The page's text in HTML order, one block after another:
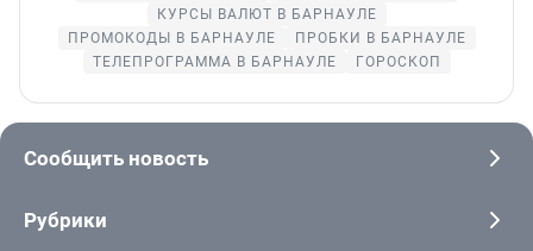
КУРСЫ ВАЛЮТ В БАРНАУЛЕ
ПРОМОКОДЫ В БАРНАУЛЕ
ПРОБКИ В БАРНАУЛЕ
ТЕЛЕПРОГРАММА В БАРНАУЛЕ
ГОРОСКОП
Сообщить новость
Рубрики